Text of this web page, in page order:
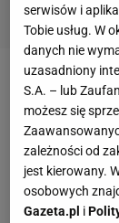
serwisów i
Tobie usług. W
danych nie
uzasadniony
S.A. – lub
możesz się
zależności od
jest kierowany.
osobowych
Gazeta.pl i